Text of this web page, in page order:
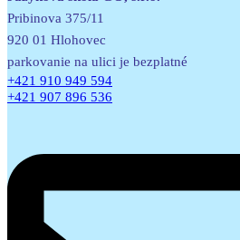
Pribinova 375/11
920 01 Hlohovec
parkovanie na ulici je bezplatné
+421 910 949 594
+421 907 896 536